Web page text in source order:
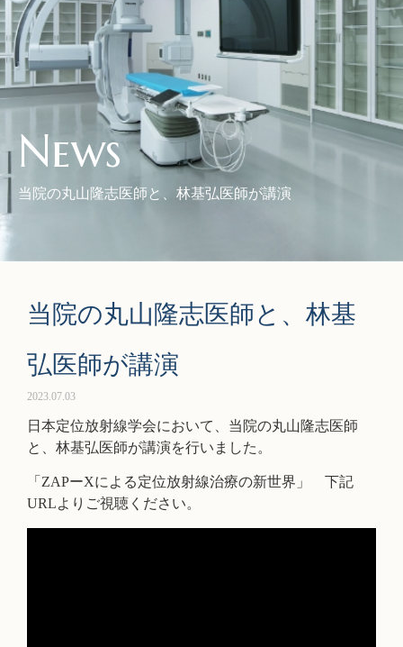
News
当院の丸山隆志医師と、林基弘医師が講演
当院の丸山隆志医師と、林基
弘医師が講演
2023.07.03
日本定位放射線学会において、当院の丸山隆志医師
と、林基弘医師が講演を行いました。
「ZAPーXによる定位放射線治療の新世界」 下記
URLよりご視聴ください。